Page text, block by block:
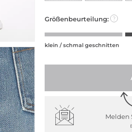
Größenbeurteilung: ?
klein / schmal geschnitten
Melden